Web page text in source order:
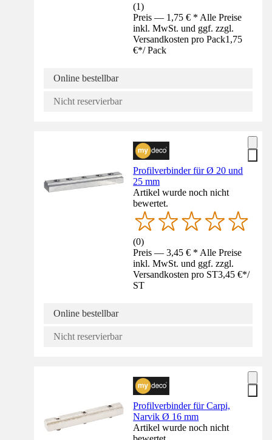
(1)
Preis — 1,75 € * Alle Preise
inkl. MwSt. und ggf. zzgl.
Versandkosten pro Pack1,75
€*/ Pack
Online bestellbar
Nicht reservierbar
Profilverbinder für Ø 20 und
25 mm
Artikel wurde noch nicht
bewertet.
(0)
Preis — 3,45 € * Alle Preise
inkl. MwSt. und ggf. zzgl.
Versandkosten pro ST3,45 €*/
ST
Online bestellbar
Nicht reservierbar
Profilverbinder für Carpi,
Narvik Ø 16 mm
Artikel wurde noch nicht